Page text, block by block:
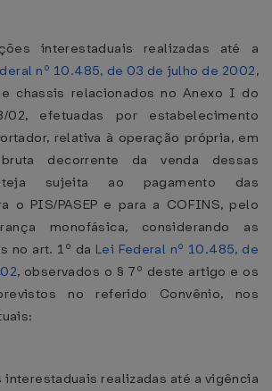
interestaduais realizadas até a
nº 10.485, de 03 de julho de 2002,
chassis relacionados no Anexo I do
02, efetuadas por estabelecimento
relativa à operação própria, em
decorrente da venda dessas
sujeita ao pagamento das
o PIS/PASEP e para a COFINS, pelo
monofásica, considerando as
no art. 1º da Lei Federal nº 10.485, de
, observados o § 7º deste artigo e os
no referido Convênio, nos
interestaduais realizadas até a vigência